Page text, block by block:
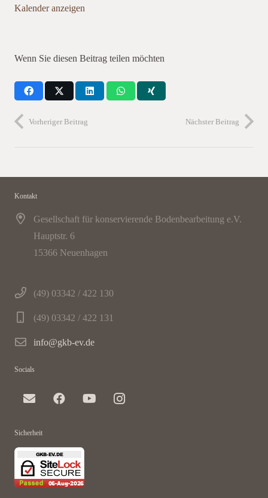
Kalender anzeigen
Wenn Sie diesen Beitrag teilen möchten
Vorheriger Beitrag Nächster Beitrag
Kontakt
Gesellschaft für konservierende Bodenbearbeitung e.V.
Hauptstr. 6
15366 Neuenhagen
(49) 03342 / 422 130
(49) 03342 / 422 131
info@gkb-ev.de
Socials
Sicherheit